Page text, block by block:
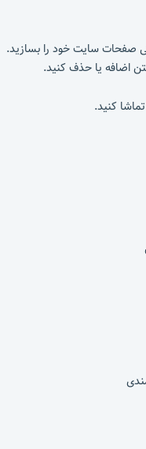
صفحات سایت خود را بسازید.
اضافه یا حذف کنید.
کنید.